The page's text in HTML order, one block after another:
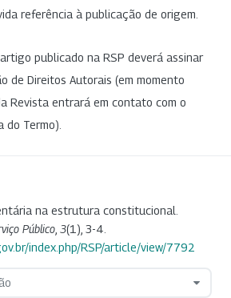
referência à publicação de origem.
publicado na RSP deverá assinar
de Direitos Autorais (em momento
Revista entrará em contato com o
Termo).
na estrutura constitucional.
Público 3(1), 3-4.
index.php/RSP/article/view/7792